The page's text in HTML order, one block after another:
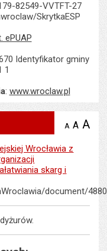
82549-VVTFT-27
SkrytkaESP
ePUAP
Identyfikator gminy
1
: www.wroclaw.pl
A zmniejsz
A A
Wrocławia z
skarg i
document/